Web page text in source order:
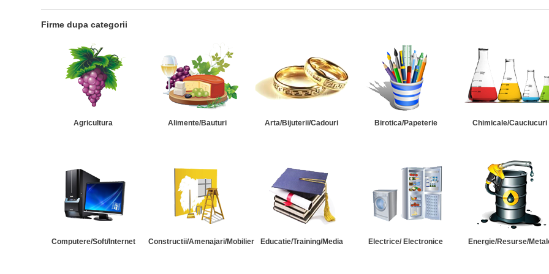
Firme dupa categorii
Agricultura Alimente/Bauturi Arta/Bijuterii/Cadouri Birotica/Papeterie Chimicale/Cauciucuri
Computere/Soft/Internet Constructii/Amenajari/Mobilier Educatie/Training/Media Electrice/ Electronice Energie/Resurse/